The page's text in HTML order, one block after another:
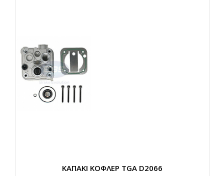
ΚΑΠΑΚΙ ΚΟΦΛΕΡ TGA D2066